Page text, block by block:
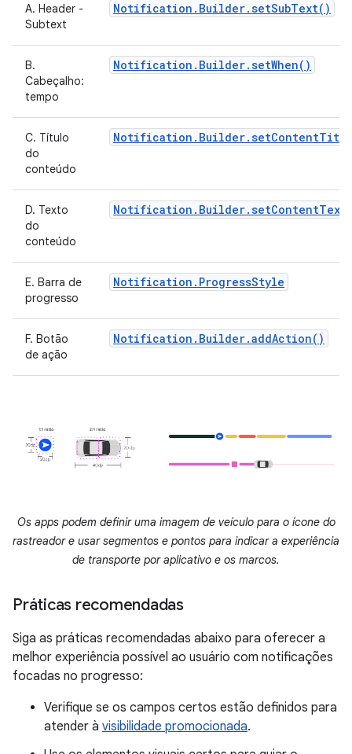
A. Header -
Subtext
Notification.Builder.setSubText()
B.
Cabeçalho:
tempo
Notification.Builder.setWhen()
C. Título
do
conteúdo
D. Texto
do
conteúdo
E. Barra de
progresso
Notification.ProgressStyle
F. Botão
de ação
Notification.Builder.addAction()
Os apps podem definir uma imagem de veículo para o ícone do
rastreador e usar segmentos e pontos para indicar a experiência
de transporte por aplicativo e os marcos.
Práticas recomendadas
Siga as práticas recomendadas abaixo para oferecer a
melhor experiência possível ao usuário com notificações
focadas no progresso:
Verifique se os campos certos estão definidos para
atender à visibilidade promocionada.